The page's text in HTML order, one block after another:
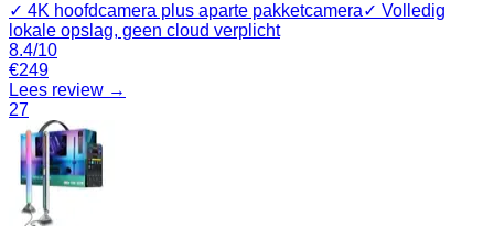
✓ 4K hoofdcamera plus aparte pakketcamera✓ Volledig
lokale opslag, geen cloud verplicht
8.4/10
€249
Lees review →
27